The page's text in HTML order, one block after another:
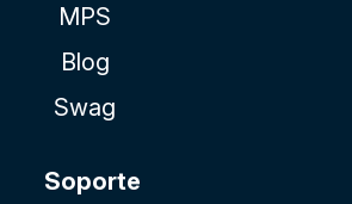
MPS
Blog
Swag
Soporte